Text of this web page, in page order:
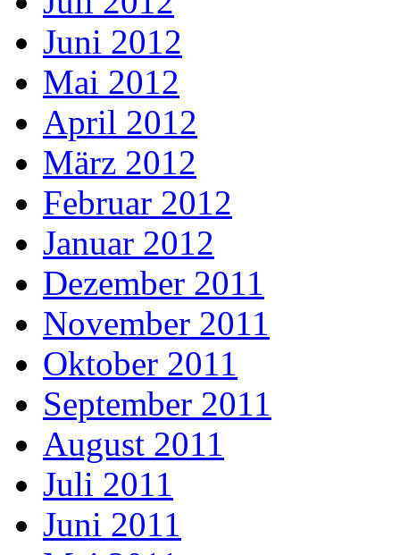
Juni 2012
Mai 2012
April 2012
März 2012
Februar 2012
Januar 2012
Dezember 2011
November 2011
Oktober 2011
September 2011
August 2011
Juli 2011
Juni 2011